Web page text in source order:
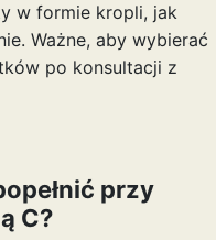
w formie kropli, jak
Ważne, aby wybierać
po konsultacji z
przy
C?